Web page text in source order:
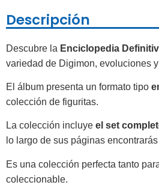
Descripción
Descubre la Enciclopedia
variedad de Digimon, evoluciones
El álbum presenta un formato tipo
colección de figuritas.
La colección incluye el set
lo largo de sus páginas
Es una colección perfecta tanto
coleccionable.